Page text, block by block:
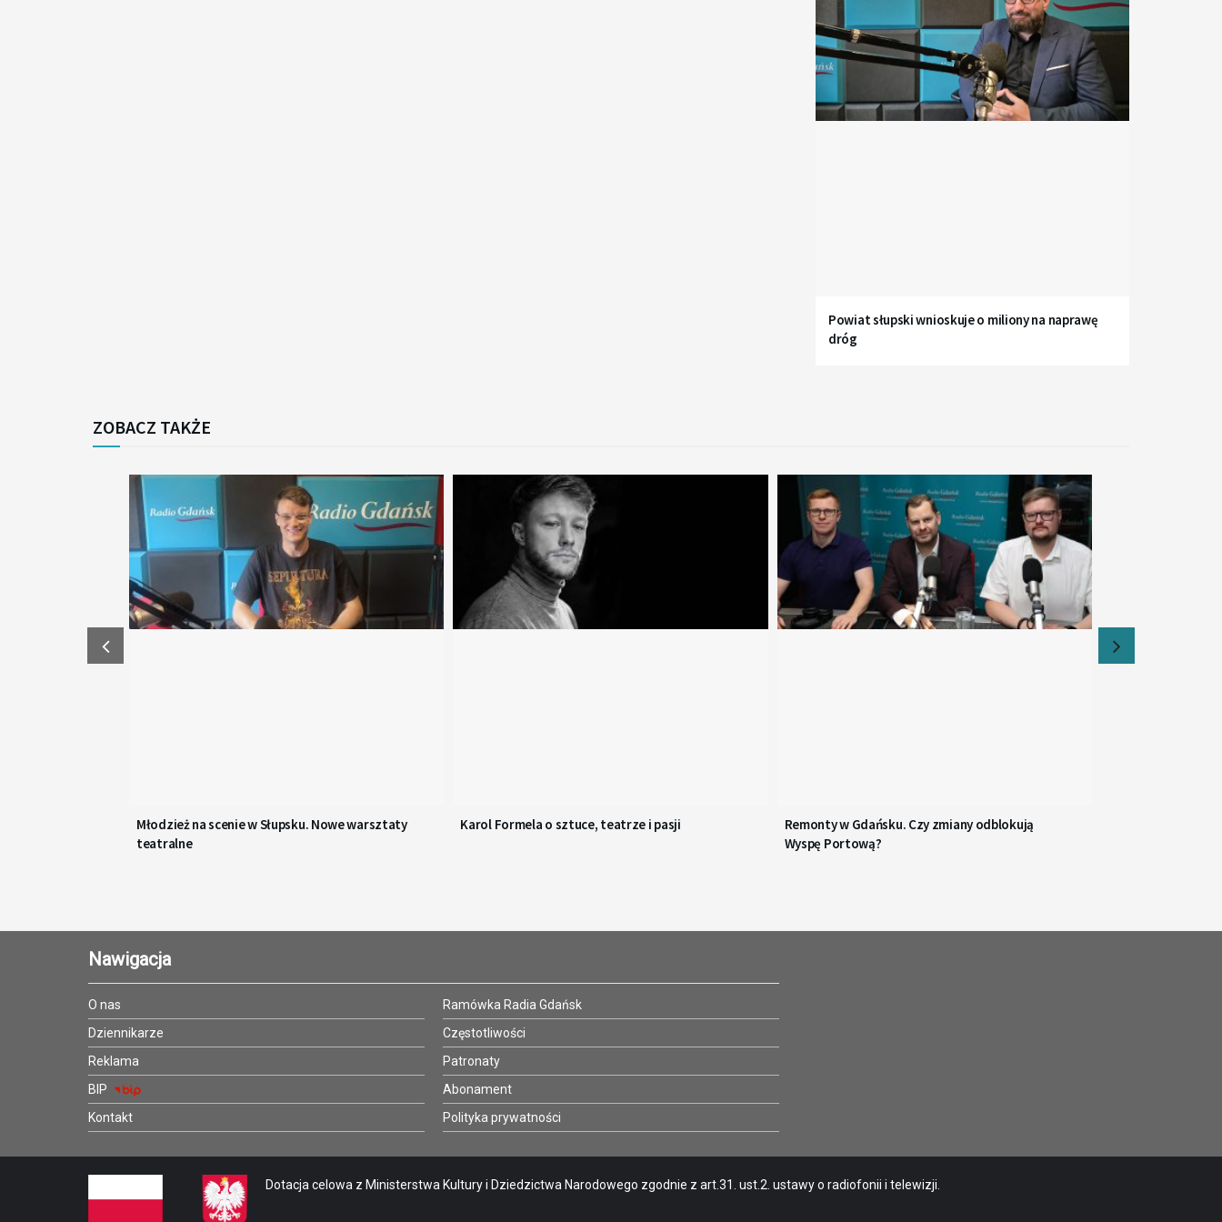
Powiat słupski wnioskuje o miliony na naprawę
dróg
ZOBACZ TAKŻE
Młodzież na scenie w Słupsku. Nowe warsztaty
teatralne
Karol Formela o sztuce, teatrze i pasji
Remonty w Gdańsku. Czy zmiany odblokują
Wyspę Portową?
Nawigacja
O nas
Dziennikarze
Reklama
BIP
Kontakt
Ramówka Radia Gdańsk
Częstotliwości
Patronaty
Abonament
Polityka prywatności
Dotacja celowa z Ministerstwa Kultury i Dziedzictwa Narodowego zgodnie z art.31. ust.2. ustawy o radiofonii i telewizji.